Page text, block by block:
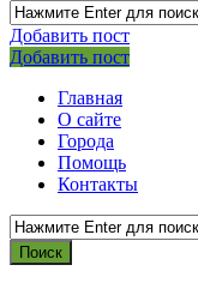
2026,
Новости
СВО
Добавить пост
Мобильное
меню
Выйти
Добавить пост
Главная
О сайте
Города
Помощь
Контакты